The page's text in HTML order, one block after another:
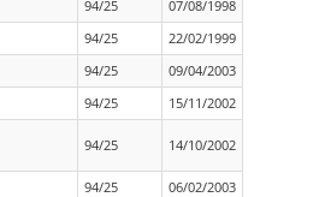
94/25
07/08/1998
94/25
22/02/1999
94/25
09/04/2003
94/25 15/11/2002
94/25 14/10/2002
94/25 06/02/2003